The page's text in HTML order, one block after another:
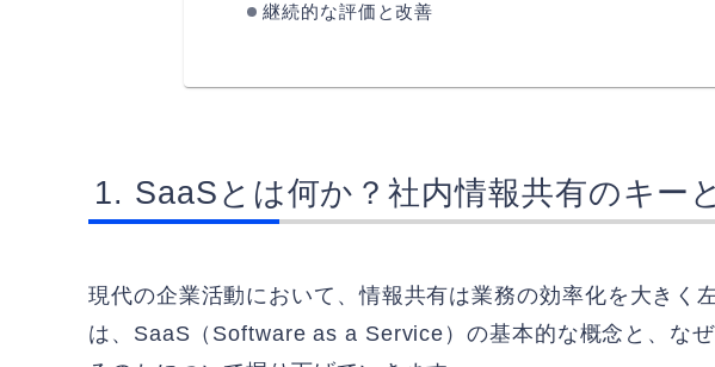
継続的な評価と改善
SaaSとは何か？社内情報共有のキー
現代の企業活動において、情報共有は業務の効率化を大きく
は、SaaS（Software as a Service）の基本的な概念と、な